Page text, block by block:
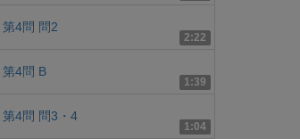
2:22
第4問 問2
1:39
第4問 B
1:04
第4問 問3・4